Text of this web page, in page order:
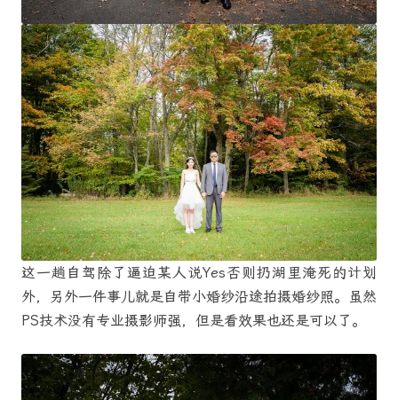
这一趟自驾除了逼迫某人说Yes否则扔湖里淹死的计划
外，另外一件事儿就是自带小婚纱沿途拍摄婚纱照。虽然
PS技术没有专业摄影师强，但是看效果也还是可以了。